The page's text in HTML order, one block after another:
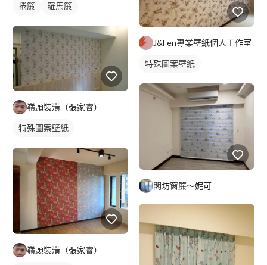
捲簾 羅馬簾
嶺頭裝潢（張家睿）
特殊圖案壁紙
嶺頭裝潢（張家睿）
J&Fen專業壁紙個人工作室
特殊圖案壁紙
閣坊窗簾～妮可